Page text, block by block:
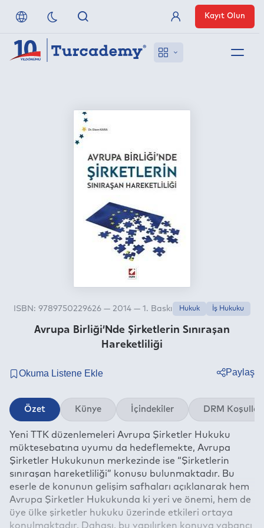
Referanslarımız
Anlaşmalı Yayınevleri
Üye Girişi
Kayıt Olun
Avrupa Birliği’Nde Şirketlerin Sınıraşan
Hareketliliği
ISBN: 9789750229626 — 2014 — 1. Baskı Hukuk İş Hukuku
Paylaş
Twitter
Linkedin
Whatsapp
E-mail
Özet Künye İçindekiler DRM Koşulları
Yeni TTK düzenlemeleri Avrupa Şirketler Hukuku
müktesebatına uyumu da hedeflemekte, Avrupa
Şirketler Hukukunun merkezinde ise “Şirketlerin
sınıraşan hareketliliği” konusu bulunmaktadır. Bu
eserle de konunun gelişim safhaları açıklanarak hem
Avrupa Şirketler Hukukunda ki yeri ve önemi, hem de
üye ülke şirketler hukuku üzerinde etkileri ortaya
konulmaktadır. Dahası, bu yapılırken konuya yabancı